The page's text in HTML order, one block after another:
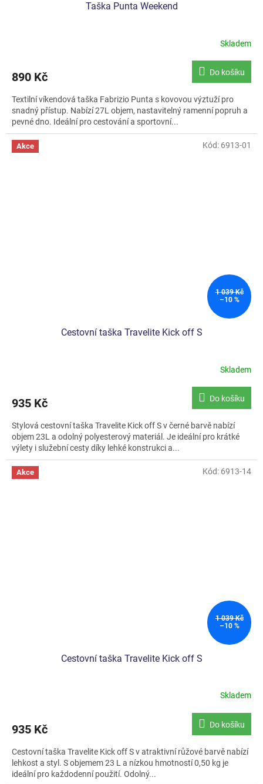
Taška Punta Weekend
Skladem
890 Kč Do košíku
Textilní víkendová taška Fabrizio Punta s kovovou výztuží pro
snadný přístup. Nabízí 27L objem, nastavitelný ramenní popruh a
pevné dno. Ideální pro cestování a sportovní...
Akce
1 039 Kč
–10 %
Cestovní taška Travelite Kick off S
je
z
5
hvězdiček.
Skladem
935 Kč Do košíku
Stylová cestovní taška Travelite Kick off S v černé barvě nabízí
objem 23L a odolný polyesterový materiál. Je ideální pro krátké
výlety i služební cesty díky lehké konstrukci a...
Kód: 6913-01
Akce
1 039 Kč
–10 %
Cestovní taška Travelite Kick off S
Skladem
935 Kč Do košíku
Cestovní taška Travelite Kick off S v atraktivní růžové barvě nabízí
lehkost a styl. S objemem 23 L a nízkou hmotností 0,50 kg je
ideální pro každodenní použití. Odolný...
Kód: 6913-14